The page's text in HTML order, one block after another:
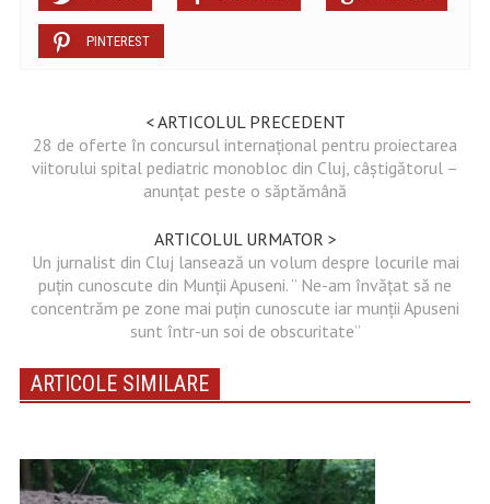
PINTEREST
< ARTICOLUL PRECEDENT
28 de oferte în concursul internațional pentru proiectarea
viitorului spital pediatric monobloc din Cluj, câștigătorul –
anunțat peste o săptămână
ARTICOLUL URMATOR >
Un jurnalist din Cluj lansează un volum despre locurile mai
puțin cunoscute din Munții Apuseni. ” Ne-am învățat să ne
concentrăm pe zone mai puțin cunoscute iar munții Apuseni
sunt într-un soi de obscuritate”
ARTICOLE SIMILARE